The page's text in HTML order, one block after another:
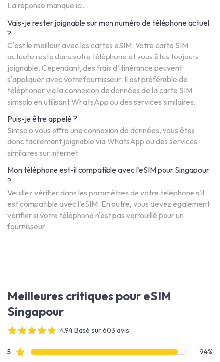
La réponse manque ici.
Vais-je rester joignable sur mon numéro de téléphone actuel
?
C'est le meilleur avec les cartes eSIM. Votre carte SIM
actuelle reste dans votre téléphone et vous êtes toujours
joignable. Cependant, des frais d'itinérance peuvent
s'appliquer avec votre fournisseur. Il est préférable de
téléphoner via la connexion de données de la carte SIM
simsolo en utilisant WhatsApp ou des services similaires.
Puis-je être appelé ?
Simsolo vous offre une connexion de données, vous êtes
donc facilement joignable via WhatsApp ou des services
similaires sur internet.
Mon téléphone est-il compatible avec l'eSIM pour Singapour
?
Veuillez vérifier dans les paramètres de votre téléphone s'il
est compatible avec l'eSIM. En outre, vous devez également
vérifier si votre téléphone n'est pas verrouillé pour un
fournisseur.
Meilleures critiques pour eSIM
Singapour
4.94 Basé sur 603 avis
Données des avis
5avis étoilés
94%